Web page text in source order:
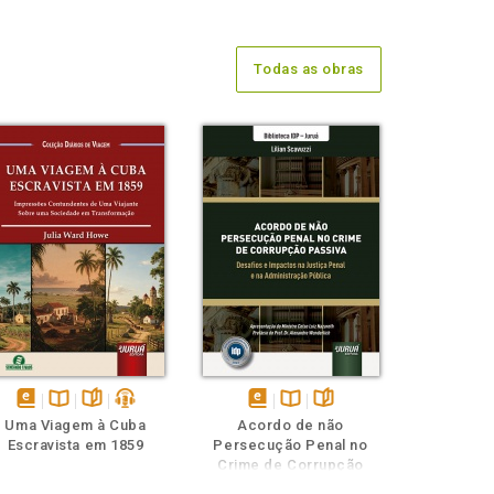
Todas as obras
disponível
em
Disponível
na
páginaspodcast
Uma Viagem à Cuba
Escravista em 1859
disponível
em
eBook
Disponível
na
B.V.
páginas
Acordo de não
Persecução Penal no
Crime de Corrupção